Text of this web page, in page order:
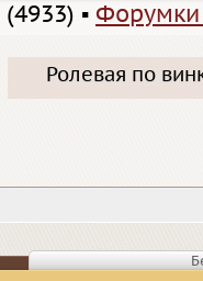
(4933) ▪
Ролевая по